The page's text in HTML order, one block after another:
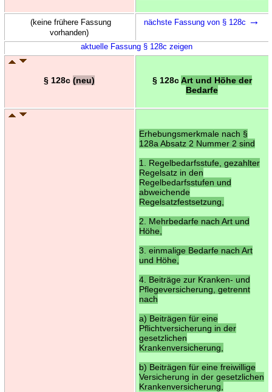
(keine frühere Fassung
vorhanden)
nächste Fassung von § 128c →
aktuelle Fassung § 128c zeigen
§ 128c (neu) § 128cArt und Höhe der
Bedarfe
Erhebungsmerkmale nach §
128a Absatz 2 Nummer 2 sind
1. Regelbedarfsstufe, gezahlter
Regelsatz in den
Regelbedarfsstufen und
abweichende
Regelsatzfestsetzung,
2. Mehrbedarfe nach Art und
Höhe,
3. einmalige Bedarfe nach Art
und Höhe,
4. Beiträge zur Kranken- und
Pflegeversicherung, getrennt
nach
a) Beiträgen für eine
Pflichtversicherung in der
gesetzlichen
Krankenversicherung,
b) Beiträgen für eine freiwillige
Versicherung in der gesetzlichen
Krankenversicherung,